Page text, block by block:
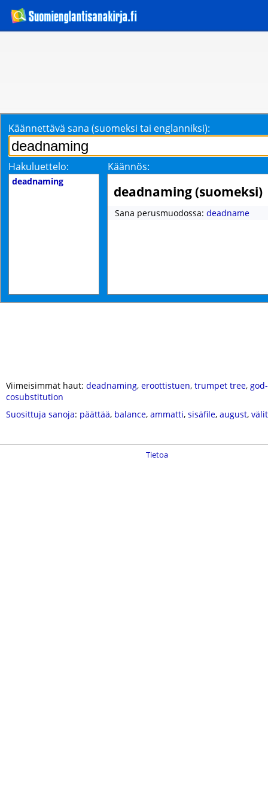
Käännettävä sana (suomeksi tai englanniksi):
Hakuluettelo: Käännös:
deadnaming
deadnaming (suomeksi)
Sana perusmuodossa: deadname
Viimeisimmät haut: deadnaming, eroottistuen, trumpet tree,
cosubstitution
Suosittuja sanoja: päättää, balance, ammatti, sisäfile, august,
Tietoa